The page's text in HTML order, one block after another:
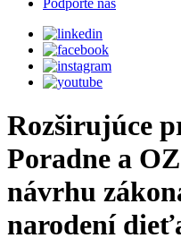
Podporte nás
Rozširujúce
Poradne a
návrhu
narodení